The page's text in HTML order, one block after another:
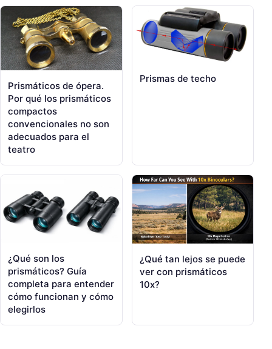
Prismáticos de ópera.
Por qué los prismáticos
compactos
convencionales no son
adecuados para el
teatro
Prismas de techo
¿Qué son los
prismáticos? Guía
completa para entender
cómo funcionan y cómo
elegirlos
¿Qué tan lejos se puede
ver con prismáticos
10x?